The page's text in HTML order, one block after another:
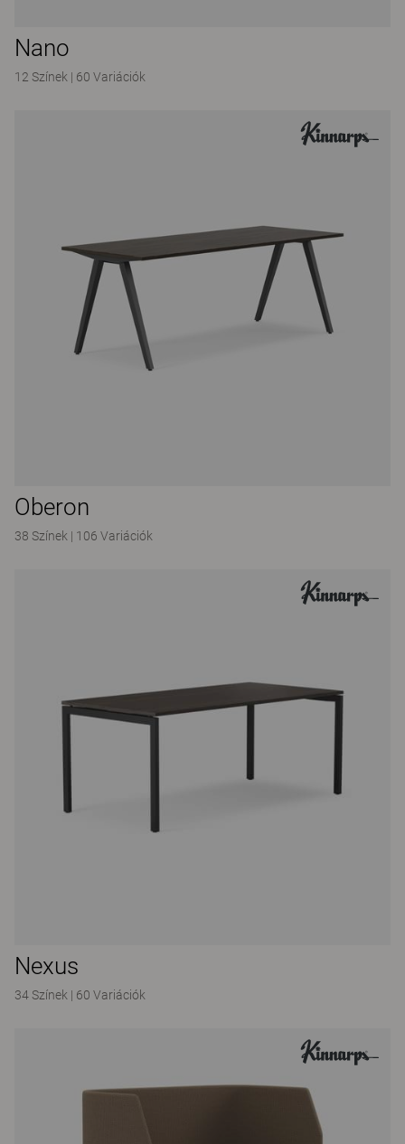
Nano
12 Színek | 60 Variációk
Oberon
38 Színek | 106 Variációk
Nexus
34 Színek | 60 Variációk